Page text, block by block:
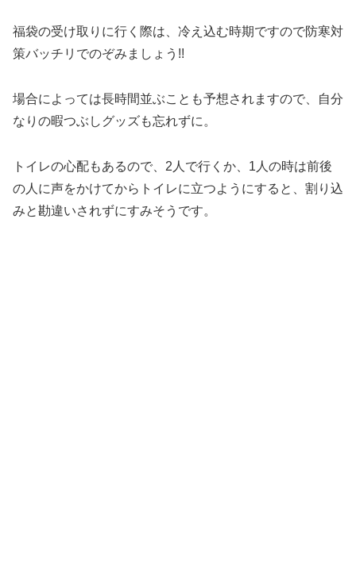
福袋の受け取りに行く際は、冷え込む時期ですので防寒対
策バッチリでのぞみましょう!!
場合によっては長時間並ぶことも予想されますので、自分
なりの暇つぶしグッズも忘れずに。
トイレの心配もあるので、 2 人で行くか、 1 人の時は前後
の人に声をかけてからトイレに立つようにすると、割り込
みと勘違いされずにすみそうです。